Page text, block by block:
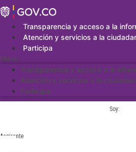
Saltar
al
contenidoTransparencia y acceso a la
Atención y servicios a la
Participa
Menu
Transparencia y acceso a la
Atención y servicios a la
Participa
Soy:
Aspirante